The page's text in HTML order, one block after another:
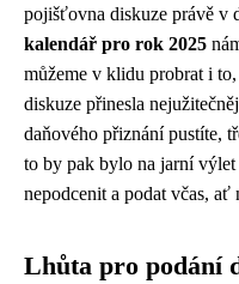
pojišťovna diskuze právě v
kalendář pro rok 2025
můžeme v klidu probrat i
diskuze přinesla
daňového přiznání pustíte,
to by pak bylo na jarní
nepodcenit a podat včas, ať
Lhůta pro podání